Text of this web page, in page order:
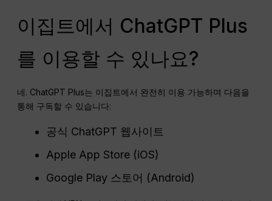
이집트에서 ChatGPT Plus
를 이용할 수 있나요?
네. ChatGPT Plus는 이집트에서 완전히 이용 가능하며 다음을
통해 구독할 수 있습니다:
공식 ChatGPT 웹사이트
Apple App Store (iOS)
Google Play 스토어 (Android)